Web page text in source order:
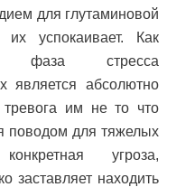
для глутаминовой
успокаивает. Как
фаза стресса
является абсолютно
им не то что
поводом для тяжелых
угроза,
заставляет находить